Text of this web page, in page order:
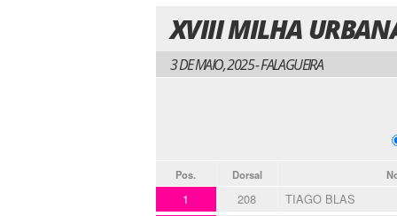
XVIII MILHA
3 DE MAIO, 2025 - FALAGUEIRA
Pos. Dorsal
1 208 TIAGO BLAS